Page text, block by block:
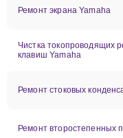
Ремонт экрана Yamaha
Чистка токопроводящих
клавиш Yamaha
Ремонт стоковых
Ремонт второстепенных